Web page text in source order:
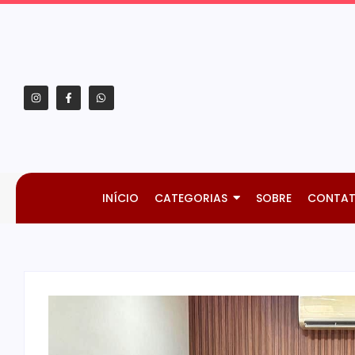
INÍCIO CATEGORIAS SOBRE